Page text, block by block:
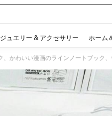
ジュエリー & アクセサリー ホーム